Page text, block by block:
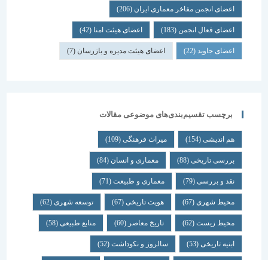
اعضای انجمن مفاخر معماری ایران (206)
اعضای فعال انجمن(183) اعضای هیئت امنا(42)
اعضای جاوید(22) اعضای هیئت مدیره و بازرسان(7)
برچسب تقسیم‌بندی‌های موضوعی مقالات
هم اندیشی (154) میراث فرهنگی (109)
بررسی تاریخی (88) معماری و انسان (84)
نقد و بررسی (79) معماری و طبیعت (71)
محیط شهری(67) هویت تاریخی(67) توسعه شهری(62)
محیط زیست(62) تاریخ معاصر(60) منابع طبیعی(58)
ابنیه تاریخی(53) سالروز و نکوداشت(52)